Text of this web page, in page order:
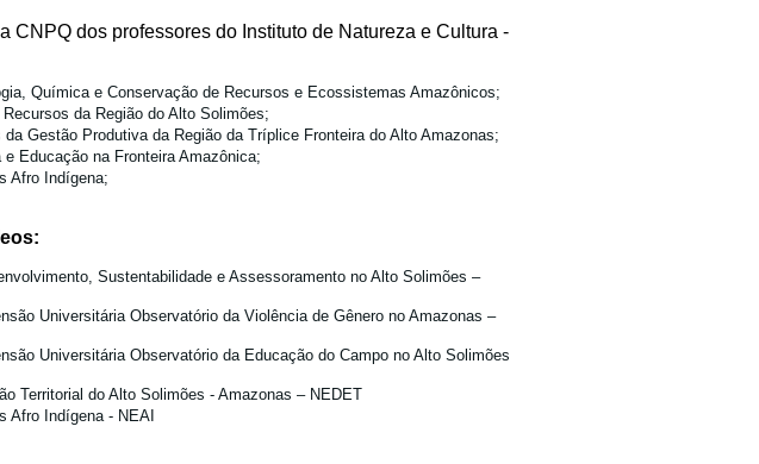
CNPQ dos professores do Instituto de Natureza e Cultura -
Química e Conservação de Recursos e Ecossistemas Amazônicos;
da Região do Alto Solimões;
Gestão Produtiva da Região da Tríplice Fronteira do Alto Amazonas;
e Educação na Fronteira Amazônica;
Afro Indígena;
Sustentabilidade e Assessoramento no Alto Solimões –
Universitária Observatório da Violência de Gênero no Amazonas –
Universitária Observatório da Educação do Campo no Alto Solimões
Territorial do Alto Solimões - Amazonas – NEDET
Afro Indígena - NEAI